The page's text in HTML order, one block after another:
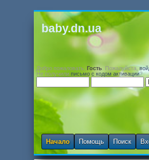
baby.dn.ua
Добро пожаловать,Гость . Пожалуйста,
Не получилиписьмо с кодом активации?
Начало Помощь Поиск